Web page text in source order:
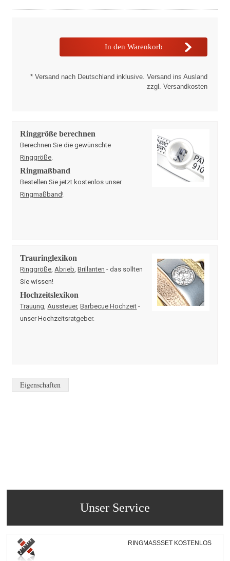
* Versand nach Deutschland inklusive. Versand ins Ausland
zzgl. Versandkosten
Ringgröße berechnen
Berechnen Sie die gewünschte
Ringgröße
Ringmaßband
Bestellen Sie jetzt kostenlos unser
Ringmaßband!
Trauringlexikon
Ringgröße Abrieb ,Brillanten - das sollten
Sie wissen!
Hochzeitslexikon
Trauung Aussteuer,Barbecue Hochzeit -
unser Hochzeitsratgeber.
Eigenschaften
Unser Service
RINGMASSSET KOSTENLOS